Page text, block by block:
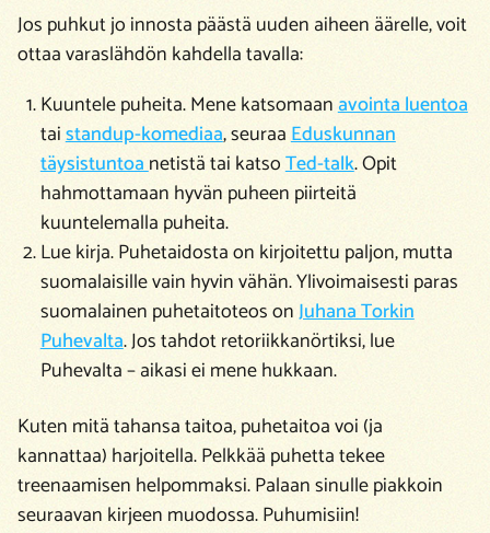
Jos puhkut jo innosta päästä uuden aiheen äärelle, voit
ottaa varaslähdön kahdella tavalla:
Kuuntele puheita. Mene katsomaanavointa luentoa
taistandup-komediaa, seuraaEduskunnan
täysistuntoanetistä tai katsoTed-talk. Opit
hahmottamaan hyvän puheen piirteitä
kuuntelemalla puheita.
Lue kirja. Puhetaidosta on kirjoitettu paljon, mutta
suomalaisille vain hyvin vähän. Ylivoimaisesti paras
suomalainen puhetaitoteos onJuhana Torkin
Puhevalta. Jos tahdot retoriikkanörtiksi, lue
Puhevalta – aikasi ei mene hukkaan.
Kuten mitä tahansa taitoa, puhetaitoa voi (ja
kannattaa) harjoitella. Pelkkää puhetta tekee
treenaamisen helpommaksi. Palaan sinulle piakkoin
seuraavan kirjeen muodossa. Puhumisiin!